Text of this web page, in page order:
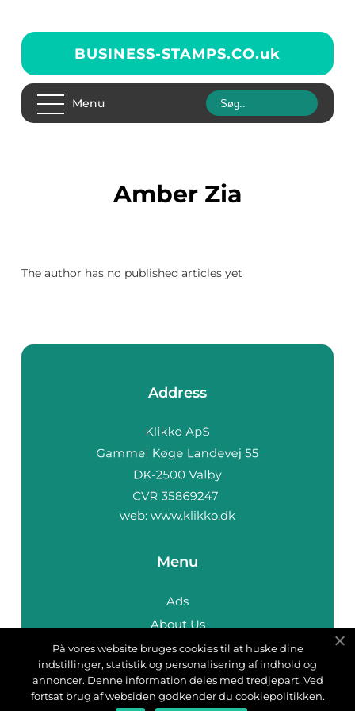
BUSINESS-STAMPS.CO.uk
Menu
Amber Zia
The author has no published articles yet
Address
web: www.klikko.dk
Menu
Ads
About Us
Cookies
Contact
Sitemap
På vores website bruges cookies til at huske dine
indstillinger, statistik og personalisering af indhold og
annoncer. Denne information deles med tredjepart. Ved
fortsat brug af websiden godkender du cookiepolitikken.